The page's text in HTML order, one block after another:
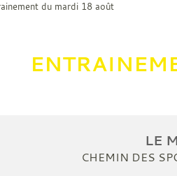
du mardi 18 août
LE
CHEMIN DES